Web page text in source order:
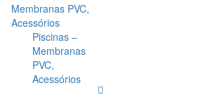
Membranas PVC,
Acessórios
Piscinas –
Membranas
PVC,
Acessórios